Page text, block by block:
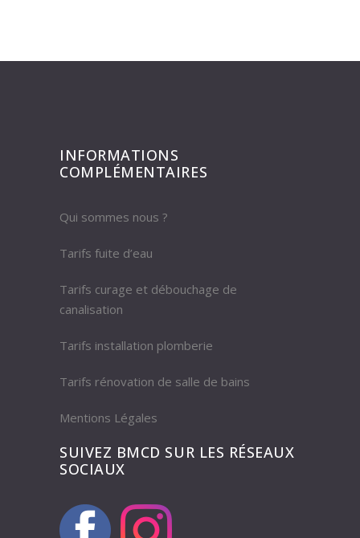
INFORMATIONS
COMPLÉMENTAIRES
Qui sommes nous ?
Tarifs fuite d’eau
Tarifs curage et débouchage de
canalisation
Tarifs installation plomberie
Tarifs rénovation de salle de bains
Mentions Légales
SUIVEZ BMCD SUR LES RÉSEAUX
SOCIAUX